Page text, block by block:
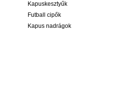
Kapuskesztyűk
Futball cipők
Kapus nadrágok